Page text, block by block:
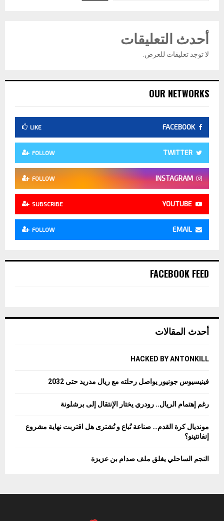
أحدث التعليقات
لا توجد تعليقات للعرض.
OUR NETWORKS
FACEBOOK
LIKE
TWITTER
FOLLOW
INSTAGRAM
FOLLOW
YOUTUBE
SUBSCRIBE
EMAIL
FOLLOW
FACEBOOK FEED
أحدث المقالات
HACKED BY ANTONKILL
فينيسيوس جونيور يواصل رحلته مع ريال مدريد حتى 2032
رغم إهتمام الريال.. رودري يختار الإنتقال إلى برشلونة
مونديال كرة القدم… صناعة تُباع و تُشترى هل اقتربت نهاية مشروع
إنفانتينو؟
النجم الساحلي يغلق ملف صدام بن عزيزة